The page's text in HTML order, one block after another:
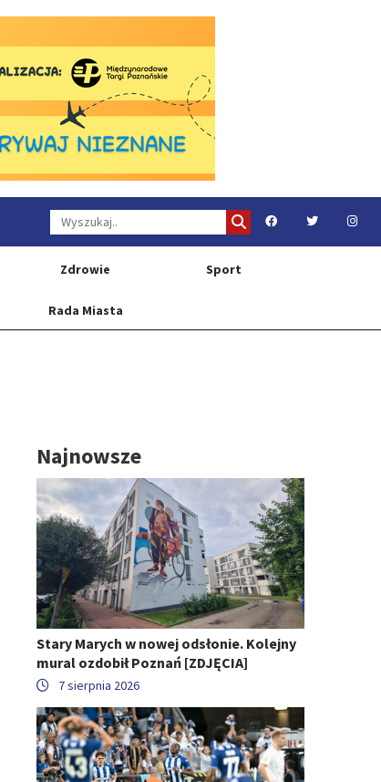
Zdrowie Sport
Rada Miasta
Najnowsze
Stary Marych w nowej odsłonie. Kolejny
mural ozdobił Poznań [ZDJĘCIA]
7 sierpnia 2026